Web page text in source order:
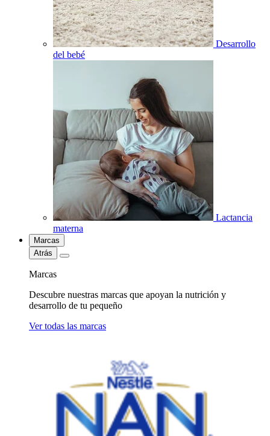
Desarrollo
del bebé
Lactancia
materna
Marcas
Atrás
Marcas
Descubre nuestras marcas que apoyan la nutrición y
desarrollo de tu pequeño
Ver todas las marcas